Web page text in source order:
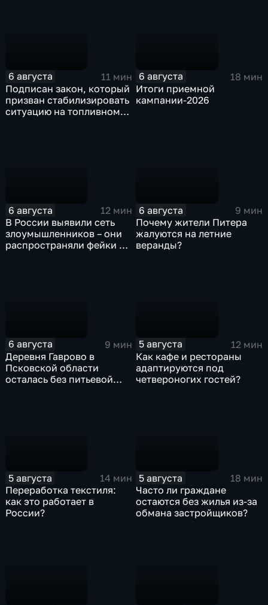
6 августа
11 мин
Подписан закон, который
призван стабилизировать
ситуацию на топливном
6 августа
18 мин
Итоги приемной
кампании-2026
6 августа
12 мин
В России выявили сеть
злоумышленников – они
распространяли фейки и
6 августа
9 мин
Почему жители Питера
жалуются на летние
веранды?
6 августа
9 мин
Деревня Гаврово в
Псковской области
осталась без питьевой
5 августа
12 мин
Как кафе и рестораны
адаптируются под
четвероногих гостей?
5 августа
14 мин
Переработка текстиля:
как это работает в
России?
5 августа
18 мин
Часто ли граждане
остаются без жилья из-за
обмана застройщиков?